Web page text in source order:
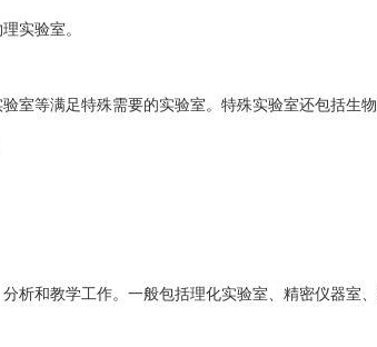
实验室。
室等满足特殊需要的实验室。特殊实验室还包括生
析和教学工作。一般包括理化实验室、精密仪器室